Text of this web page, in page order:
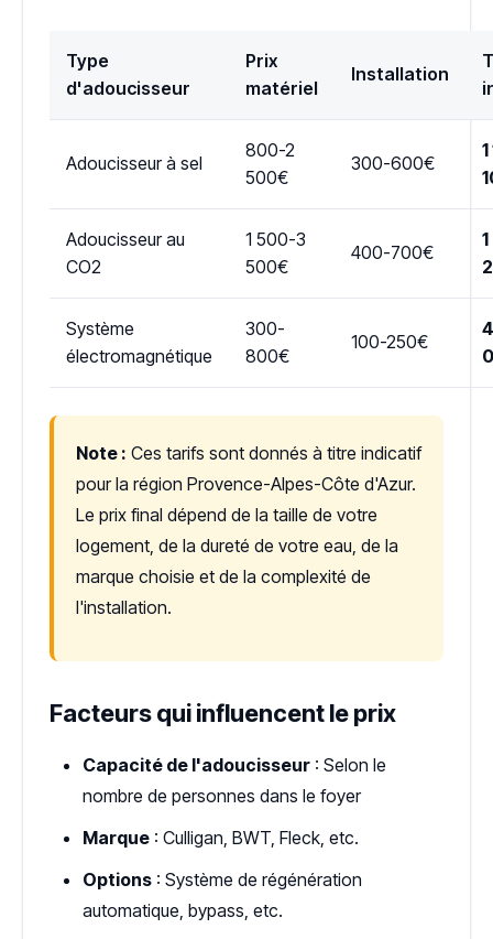
Type
d'adoucisseur
Prix
matériel
Installation
Adoucisseur à sel
800-2
500€
300-600€
Adoucisseur au
CO2
1 500-3
500€
400-700€
Système
électromagnétique
300-
800€
100-250€
Note : Ces tarifs sont donnés à titre indicatif
pour la région Provence-Alpes-Côte d'Azur.
Le prix final dépend de la taille de votre
logement, de la dureté de votre eau, de la
marque choisie et de la complexité de
l'installation.
Facteurs qui influencent le prix
Capacité de l'adoucisseur : Selon le
nombre de personnes dans le foyer
Marque : Culligan, BWT, Fleck, etc.
Options : Système de régénération
automatique, bypass, etc.